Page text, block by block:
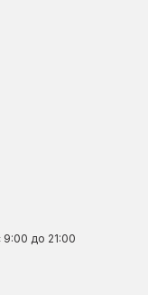
9:00 до 21:00